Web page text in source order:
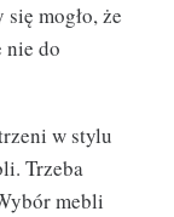
mogło, że
nie do
w stylu
Trzeba
mebli